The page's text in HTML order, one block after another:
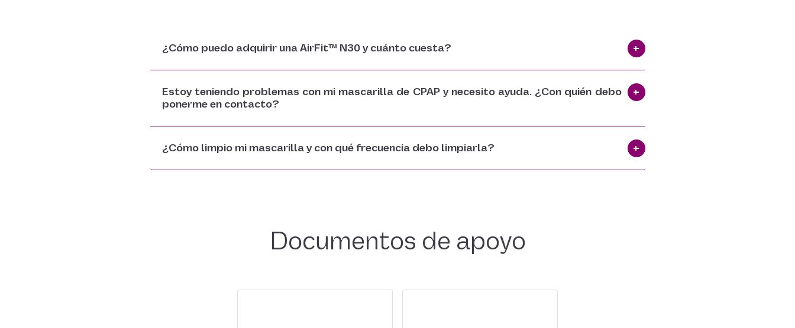
¿Cómo puedo adquirir una AirFit™ N30 y cuánto cuesta?
Estoy teniendo problemas con mi mascarilla de CPAP y necesito ayuda. ¿Con quién debo
ponerme en contacto?
¿Cómo limpio mi mascarilla y con qué frecuencia debo limpiarla?
Documentos de apoyo